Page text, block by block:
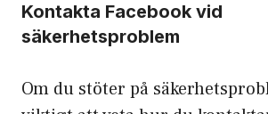
Kontakta Facebook vid
säkerhetsproblem
Om du stöter på